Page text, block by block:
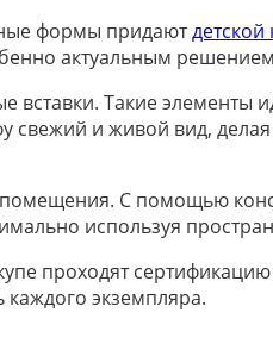
формы придаютдетской
актуальным
Такие элементы
и живой вид,
С помощью
используя
проходят сертификацию
экземпляра.